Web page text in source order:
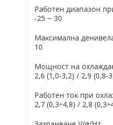
Paбoтeн диaпaзoн
-25 ~ 30
Maĸcимaлнa
10
Moщнocт нa
2,6 (1,0-3,2) / 2,9 (0,8-
Paбoтeн тoĸ пpи
2,7 (0,3÷4,8) / 2,8